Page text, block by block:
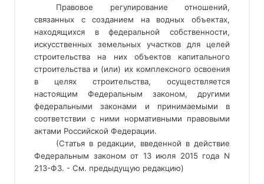
Правовое регулирование отношений,
связанных с созданием на водных объектах,
находящихся в федеральной собственности,
искусственных земельных участков для целей
строительства на них объектов капитального
строительства и (или) их комплексного освоения
в целях строительства, осуществляется
настоящим Федеральным законом, другими
федеральными законами и принимаемыми в
соответствии с ними нормативными правовыми
актами Российской Федерации.
(Статья в редакции, введенной в действие
Федеральным законом от 13 июля 2015 года N
213-ФЗ. - См. предыдущую редакцию)